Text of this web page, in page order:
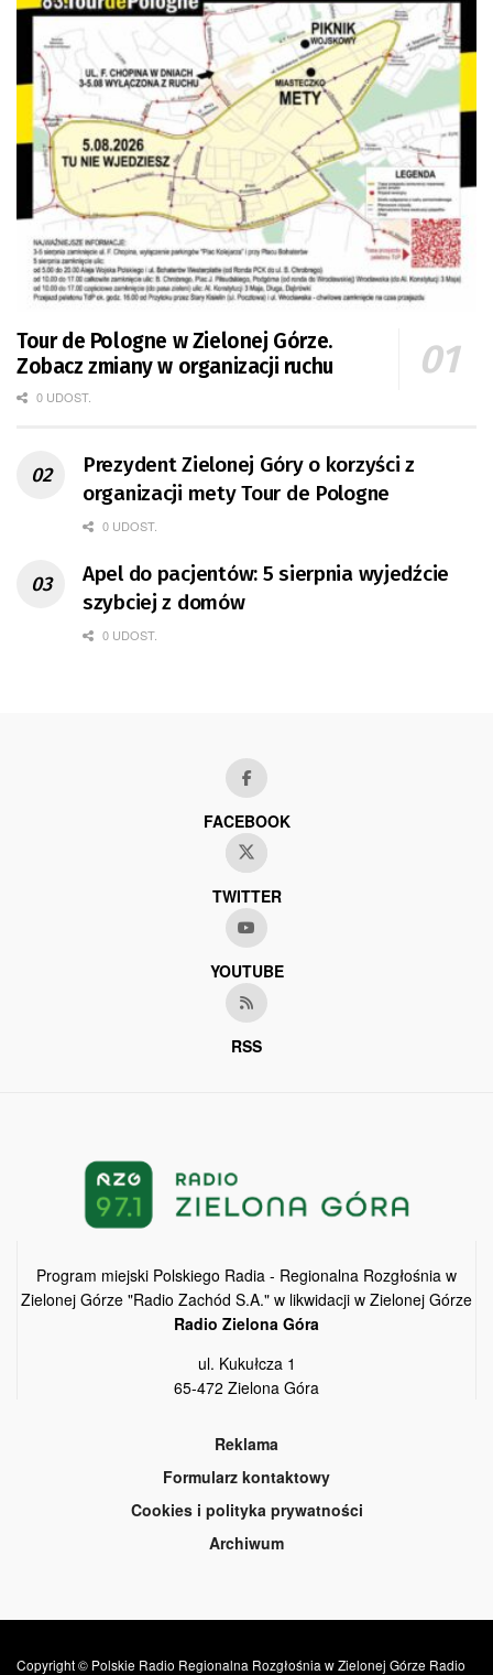
Tour de Pologne w Zielonej Górze.
Zobacz zmiany w organizacji ruchu
0 UDOST.
Prezydent Zielonej Góry o korzyści z
organizacji mety Tour de Pologne
0 UDOST.
Apel do pacjentów: 5 sierpnia wyjedźcie
szybciej z domów
0 UDOST.
FACEBOOK
TWITTER
YOUTUBE
RSS
Program miejski Polskiego Radia - Regionalna Rozgłośnia w
Zielonej Górze "Radio Zachód S.A." w likwidacji w Zielonej Górze
Radio Zielona Góra
ul. Kukułcza 1
65-472 Zielona Góra
Reklama
Formularz kontaktowy
Cookies i polityka prywatności
Archiwum
Copyright © Polskie Radio Regionalna Rozgłośnia w Zielonej Górze Radio